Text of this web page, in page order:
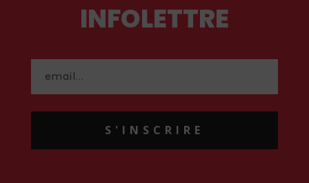
INFOLETTRE
S'INSCRIRE